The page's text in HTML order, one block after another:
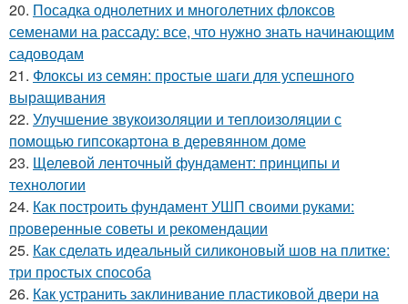
20. Посадка однолетних и многолетних флоксов
семенами на рассаду: все, что нужно знать начинающим
садоводам
21. Флоксы из семян: простые шаги для успешного
выращивания
22. Улучшение звукоизоляции и теплоизоляции с
помощью гипсокартона в деревянном доме
23. Щелевой ленточный фундамент: принципы и
технологии
24. Как построить фундамент УШП своими руками:
проверенные советы и рекомендации
25. Как сделать идеальный силиконовый шов на плитке:
три простых способа
26. Как устранить заклинивание пластиковой двери на